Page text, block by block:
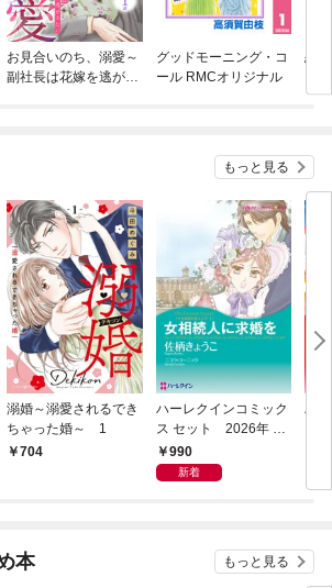
お見合いのち、溺愛～
副社長は花嫁を逃がさ
グッドモーニング・コ
ール RMCオリジナル
恋
もっと見る
溺婚～溺愛されるでき
ちゃった婚～ 1
704
ハーレクインコミック
ス セット 2026年 vo
l.939
990
新着
ハ
本 もっと見る